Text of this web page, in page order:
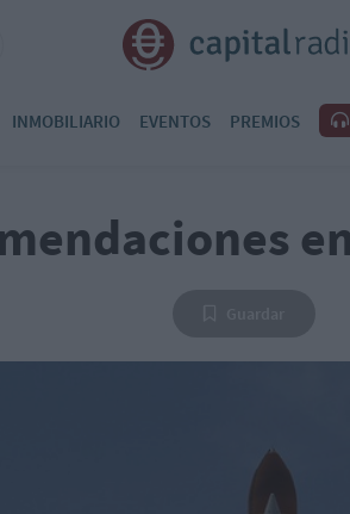
INMOBILIARIO EVENTOS PREMIOS